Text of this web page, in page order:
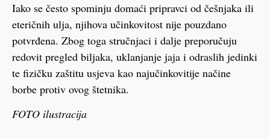
Iako se često spominju domaći pripravci od češnjaka ili
eteričnih ulja, njihova učinkovitost nije pouzdano
potvrđena. Zbog toga stručnjaci i dalje preporučuju
redovit pregled biljaka, uklanjanje jaja i odraslih jedinki
te fizičku zaštitu usjeva kao najučinkovitije načine
borbe protiv ovog štetnika.
FOTO ilustracija